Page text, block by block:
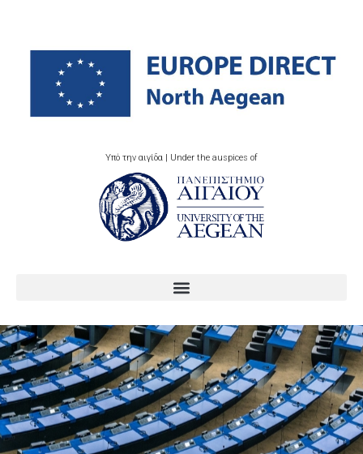
Υπό την αιγίδα | Under the auspices of